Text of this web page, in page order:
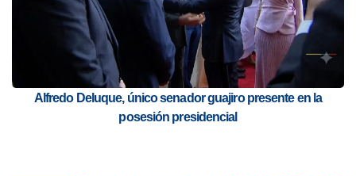
Alfredo Deluque, único senador guajiro presente en la
posesión presidencial